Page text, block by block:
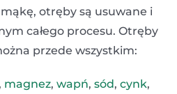
otręby są usuwane i
całego procesu. Otręby
przede wszystkim:
, magnez, wapń, sód, cynk,